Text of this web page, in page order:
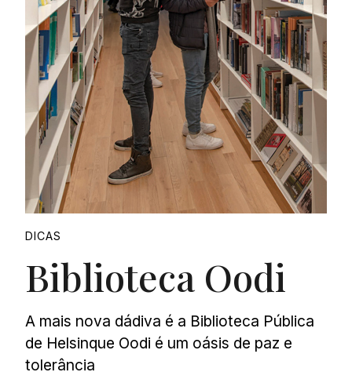
DICAS
Biblioteca Oodi
A mais nova dádiva é a Biblioteca Pública
de Helsinque Oodi é um oásis de paz e
tolerância